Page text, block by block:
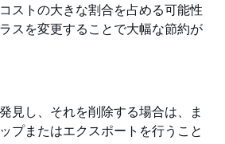
ストの大きな割合を占める可能性
スを変更することで大幅な節約が
見し、それを削除する場合は、ま
プまたはエクスポートを行うこと